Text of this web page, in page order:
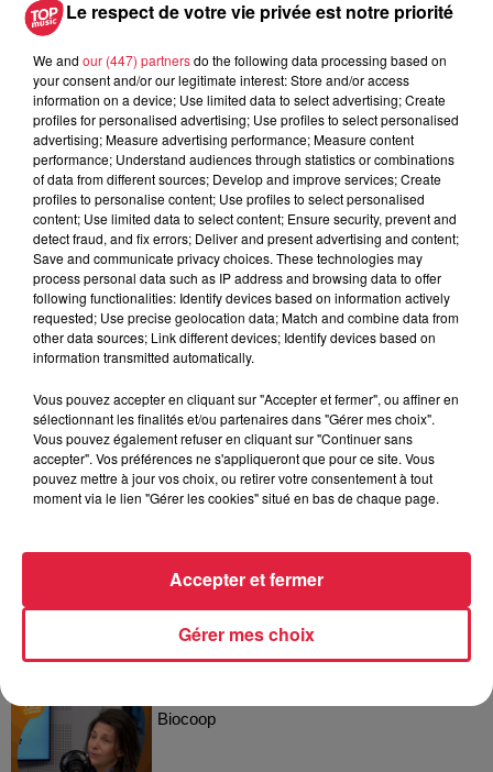
5 août 2026
Europa-Park : des précisons sur
l’après Euro-Mir
Dans la même série
Reproland
Reproland
Biocoop
Le respect de votre vie privée est notre priorité
We and our (447) partnersdo the following data processing based on
your consent and/or our legitimate interest: Store and/or access
information on a device; Use limited data to select advertising; Create
profiles for personalised advertising; Use profiles to select personalised
advertising; Measure advertising performance; Measure content
performance; Understand audiences through statistics or combinations
of data from different sources; Develop and improve services; Create
profiles to personalise content; Use profiles to select personalised
content; Use limited data to select content; Ensure security, prevent and
detect fraud, and fix errors; Deliver and present advertising and content;
Save and communicate privacy choices. These technologies may
process personal data such as IP address and browsing data to offer
following functionalities: Identify devices based on information actively
requested; Use precise geolocation data; Match and combine data from
other data sources; Link different devices; Identify devices based on
information transmitted automatically.
Vous pouvez accepter en cliquant sur "Accepter et fermer", ou affiner en
sélectionnant les finalités et/ou partenaires dans "Gérer mes choix".
Vous pouvez également refuser en cliquant sur "Continuer sans
accepter". Vos préférences ne s'appliqueront que pour ce site. Vous
pouvez mettre à jour vos choix, ou retirer votre consentement à tout
moment via le lien "Gérer les cookies" situé en bas de chaque page.
Gérer mes choix
Accepter et fermer